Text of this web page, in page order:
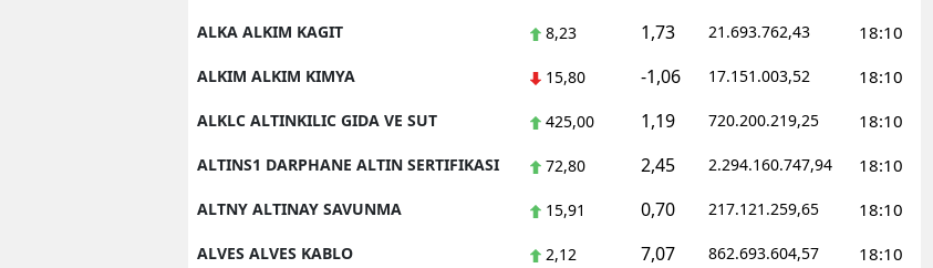
ALKA ALKIM KAGIT 8,23 1,73 21.693.762,43 18:10
ALKIM ALKIM KIMYA 15,80 -1,06 17.151.003,52 18:10
ALKLC ALTINKILIC GIDA VE SUT 425,00 1,19 720.200.219,25 18:10
ALTINS1 DARPHANE ALTIN SERTIFIKASI 72,80 2,45 2.294.160.747,94 18:10
ALTNY ALTINAY SAVUNMA 15,91 0,70 217.121.259,65 18:10
ALVES ALVES KABLO 2,12 7,07 862.693.604,57 18:10